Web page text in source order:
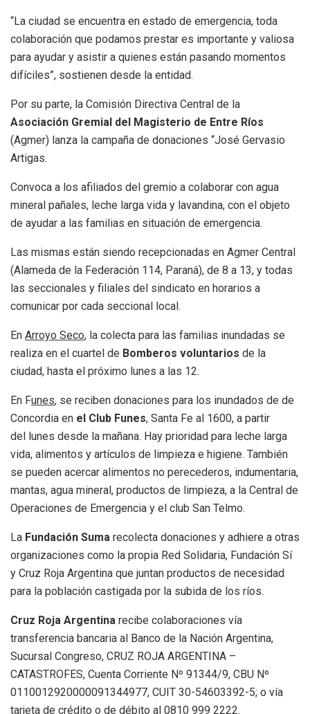
“La ciudad se encuentra en estado de emergencia, toda
colaboración que podamos prestar es importante y valiosa
para ayudar y asistir a quienes están pasando momentos
difíciles”, sostienen desde la entidad.
Por su parte, la Comisión Directiva Central de la
Asociación Gremial del Magisterio de Entre Ríos
(Agmer) lanza la campaña de donaciones “José Gervasio
Artigas.
Convoca a los afiliados del gremio a colaborar con agua
mineral pañales, leche larga vida y lavandina, con el objeto
de ayudar a las familias en situación de emergencia.
Las mismas están siendo recepcionadas en Agmer Central
(Alameda de la Federación 114, Paraná), de 8 a 13, y todas
las seccionales y filiales del sindicato en horarios a
comunicar por cada seccional local.
En Arroyo Seco, la colecta para las familias inundadas se
realiza en el cuartel de Bomberos voluntarios de la
ciudad, hasta el próximo lunes a las 12.
En Funes, se reciben donaciones para los inundados de de
Concordia en el Club Funes, Santa Fe al 1600, a partir
del lunes desde la mañana. Hay prioridad para leche larga
vida, alimentos y artículos de limpieza e higiene. También
se pueden acercar alimentos no perecederos, indumentaria,
mantas, agua mineral, productos de limpieza, a la Central de
Operaciones de Emergencia y el club San Telmo.
La Fundación Suma recolecta donaciones y adhiere a otras
organizaciones como la propia Red Solidaria, Fundación Sí
y Cruz Roja Argentina que juntan productos de necesidad
para la población castigada por la subida de los ríos.
Cruz Roja Argentina recibe colaboraciones vía
transferencia bancaria al Banco de la Nación Argentina,
Sucursal Congreso, CRUZ ROJA ARGENTINA –
CATASTROFES, Cuenta Corriente Nº 91344/9, CBU Nº
0110012920000091344977, CUIT 30-54603392-5; o vía
tarjeta de crédito o de débito al 0810 999 2222.